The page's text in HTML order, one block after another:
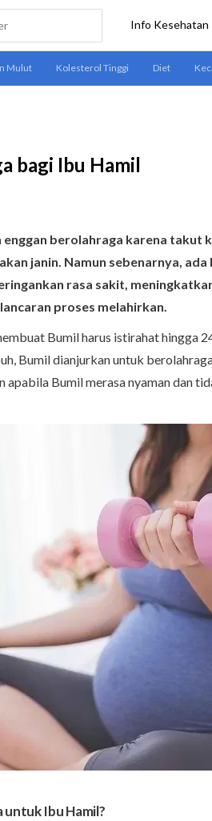
bagi Ibu Hamil
enggan berolahraga karena takut
janin. Namun sebenarnya, ada
rasa sakit,
proses melahirkan.
Bumil harus istirahat hingga
Bumil dianjurkan untuk
apabila Bumil merasa nyaman dan
untuk Ibu Hamil?